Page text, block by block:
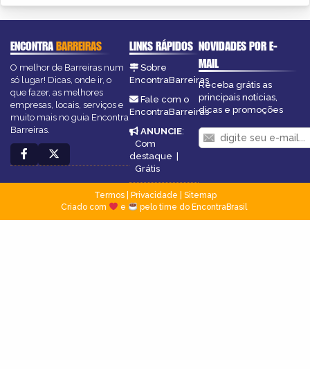
ENCONTRABARREIRAS
O melhor de Barreiras num
só lugar! Dicas, onde ir, o
que fazer, as melhores
empresas, locais, serviços e
muito mais no guia Encontra
Barreiras.
LINKS RÁPIDOS
Sobre
EncontraBarreiras
Fale com o
EncontraBarreiras
ANUNCIE:
Com
destaque |
Grátis
NOVIDADES POR E-
MAIL
Receba grátis as
principais notícias,
dicas e promoções
Termos| Privacidade
Sitemap
Criado com
e pelo time do EncontraBrasil